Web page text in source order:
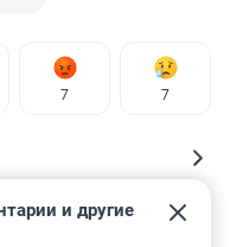
7 7
и другие